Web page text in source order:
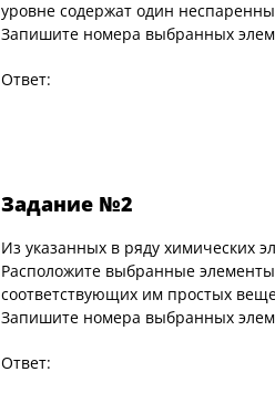
уровне содержат один
Запишите номера выбранных
Ответ:
Задание №2
Из указанных в ряду химических
Расположите выбранные
соответствующих им простых
Запишите номера выбранных
Ответ: